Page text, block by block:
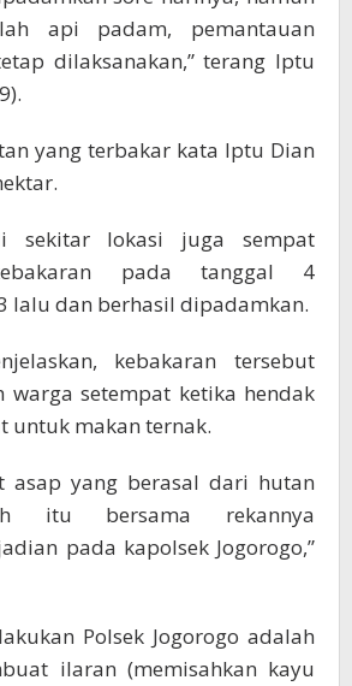
api padam, pemantauan
dilaksanakan,” terang Iptu
yang terbakar kata Iptu Dian
sekitar lokasi juga sempat
pada tanggal 4
lalu dan berhasil dipadamkan.
kebakaran tersebut
warga setempat ketika hendak
untuk makan ternak.
asap yang berasal dari hutan
itu bersama rekannya
pada kapolsek Jogorogo,”
Polsek Jogorogo adalah
ilaran (memisahkan kayu